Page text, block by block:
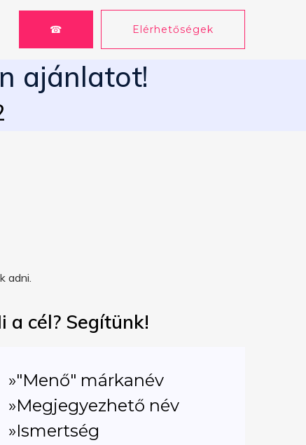
☎ Elérhetőségek
ajánlatot!
adni.
a cél? Segítünk!
»"Menő" márkanév
»Megjegyezhető név
»Ismertség